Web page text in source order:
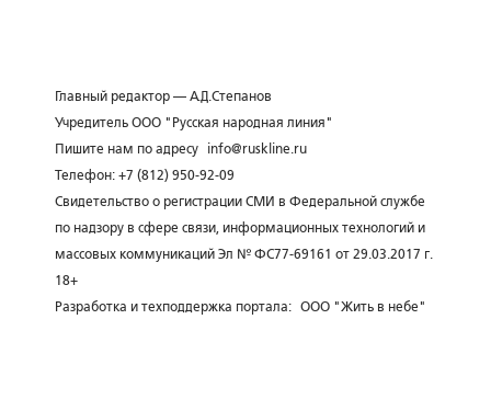
Главный редактор — А.Д.Степанов
Учредитель ООО "Русская народная линия"
Пишите нам по адресу
info@ruskline.ru
Телефон: +7 (812) 950-92-09
Свидетельство о регистрации СМИ в Федеральной службе
по надзору в сфере связи, информационных технологий и
массовых коммуникаций Эл № ФС77-69161 от 29.03.2017 г.
18+
Разработка и техподдержка портала: ООО "Жить в небе"